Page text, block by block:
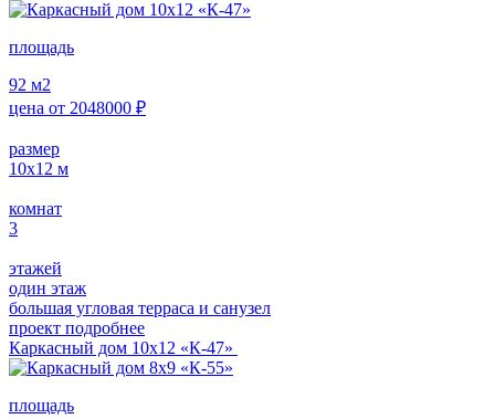
площадь
92 м2
цена от 2048000 ₽
размер
10х12 м
комнат
3
этажей
один этаж
большая угловая терраса и санузел
проект подробнее
Каркасный дом 10х12 «К-47»
площадь